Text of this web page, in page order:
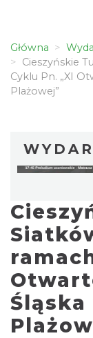
Główna
Cieszyńskie
Cyklu Pn. „XI
Plażowej”
Cieszyn
0.74 km